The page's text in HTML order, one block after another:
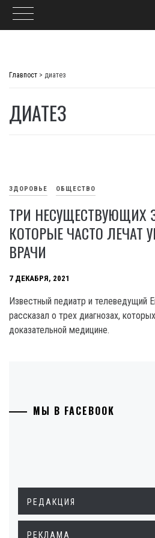
Главпост > диатез
ДИАТЕЗ
ЗДОРОВЬЕ ОБЩЕСТВО
ТРИ НЕСУЩЕСТВУЮЩИХ
КОТОРЫЕ ЧАСТО ЛЕЧАТ
ВРАЧИ
7 ДЕКАБРЯ, 2021
Известный педиатр и телеведущий
рассказал о трех диагнозах,
доказательной медицине.
МЫ В FACEBOOK
РЕДАКЦИЯ
РЕКЛАМА